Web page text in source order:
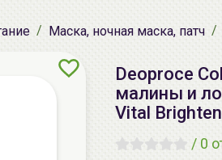
Маска, ночная маска, патч
Deoproce
малины и
Vital
/ 0